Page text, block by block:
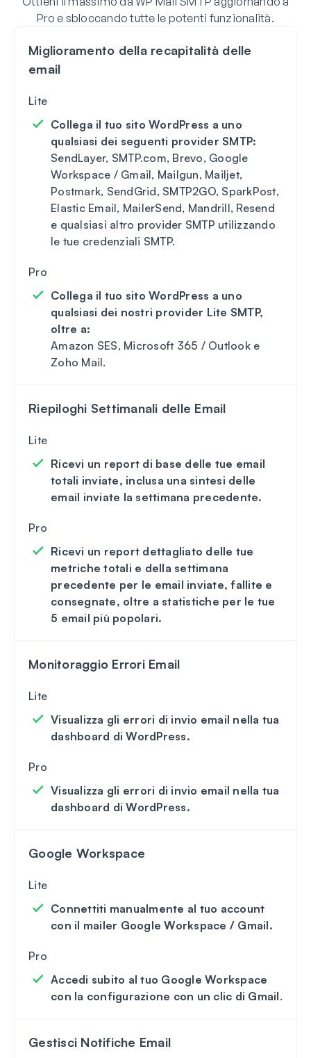
Pro e sbloccando tutte le potenti funzionalità.
Miglioramento della recapitalità delle
email
Collega il tuo sito WordPress a uno
qualsiasi dei seguenti provider SMTP:
SendLayer, SMTP.com, Brevo, Google
Workspace / Gmail, Mailgun, Mailjet,
Postmark, SendGrid, SMTP2GO, SparkPost,
Elastic Email, MailerSend, Mandrill, Resend
e qualsiasi altro provider SMTP utilizzando
le tue credenziali SMTP.
Collega il tuo sito WordPress a uno
qualsiasi dei nostri provider Lite SMTP,
oltre a:
Amazon SES, Microsoft 365 / Outlook e
Zoho Mail.
Riepiloghi Settimanali delle Email
Ricevi un report di base delle tue email
totali inviate, inclusa una sintesi delle
email inviate la settimana precedente.
Ricevi un report dettagliato delle tue
metriche totali e della settimana
precedente per le email inviate, fallite e
consegnate, oltre a statistiche per le tue
5 email più popolari.
Monitoraggio Errori Email
Visualizza gli errori di invio email nella tua
dashboard di WordPress.
Visualizza gli errori di invio email nella tua
dashboard di WordPress.
Google Workspace
Connettiti manualmente al tuo account
con il mailer Google Workspace / Gmail.
Accedi subito al tuo Google Workspace
con la configurazione con un clic di Gmail.
Gestisci Notifiche Email